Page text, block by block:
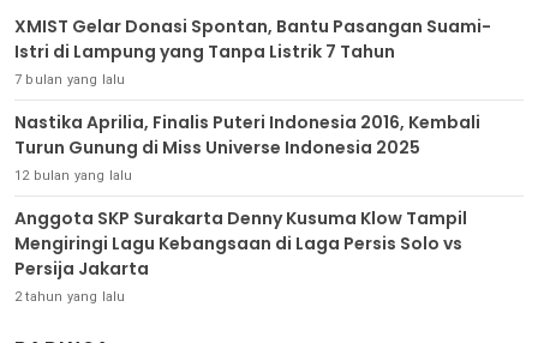
XMIST Gelar Donasi Spontan, Bantu Pasangan Suami-
Istri di Lampung yang Tanpa Listrik 7 Tahun
7 bulan yang lalu
Nastika Aprilia, Finalis Puteri Indonesia 2016, Kembali
Turun Gunung di Miss Universe Indonesia 2025
12 bulan yang lalu
Anggota SKP Surakarta Denny Kusuma Klow Tampil
Mengiringi Lagu Kebangsaan di Laga Persis Solo vs
Persija Jakarta
2 tahun yang lalu